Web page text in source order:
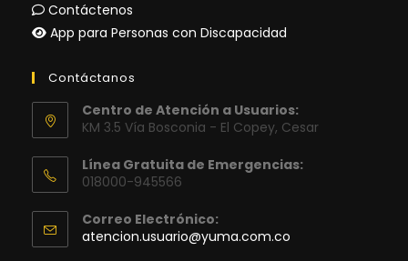
Contáctenos
App para Personas con Discapacidad
Contáctanos
Centro de Atención a Usuarios:
KM 3.5 Vía Bosconia - El Copey, Cesar
Línea Gratuita de Emergencias:
018000-945566
Correo Electrónico:
atencion.usuario@yuma.com.co